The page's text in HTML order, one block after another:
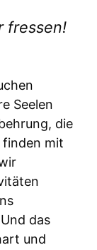
fressen!
Seelen
die
finden mit
das
und